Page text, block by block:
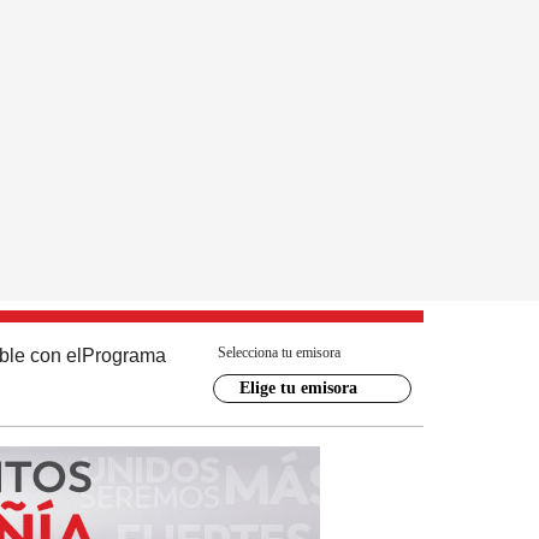
con el Programa Selecciona tu emisora
Elige tu emisora